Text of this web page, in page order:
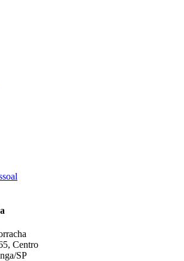
Centro
SP